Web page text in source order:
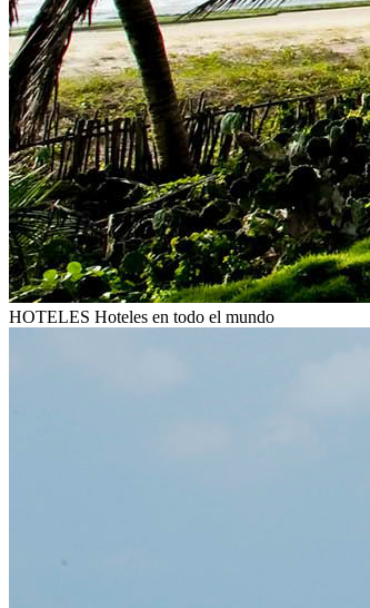
HOTELES Hoteles en todo el mundo